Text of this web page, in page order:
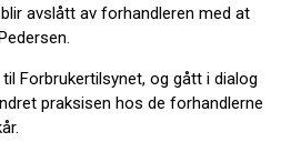
avslått av forhandleren med at
Forbrukertilsynet, og gått i dialog
praksisen hos de forhandlerne